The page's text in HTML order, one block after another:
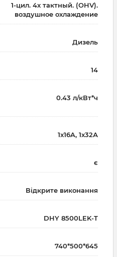
1-цил. 4х тактный. (OHV).
воздушное охлаждение
Дизель
14
0.43 л/кВт*ч
1x16A, 1х32А
є
Відкрите виконання
DHY 8500LEK-T
740*500*645